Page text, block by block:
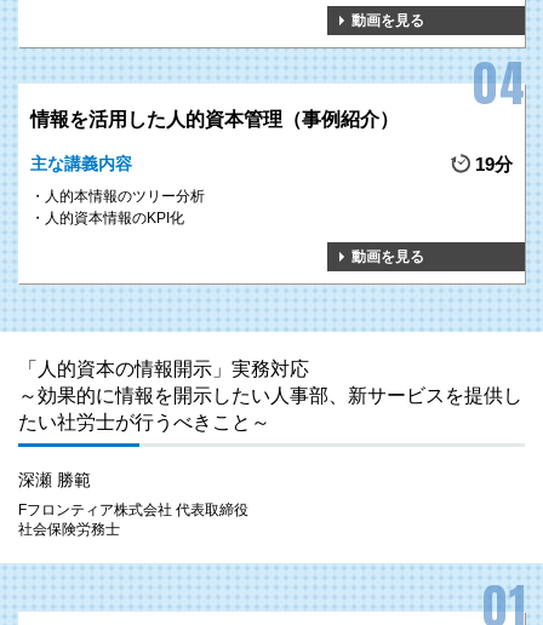
動画を見る
情報を活用した人的資本管理（事例紹介）
主な講義内容 19分
人的本情報のツリー分析
人的資本情報のKPI化
動画を見る
「人的資本の情報開示」実務対応
～効果的に情報を開示したい人事部、新サービスを提供し
たい社労士が行うべきこと～
深瀬 勝範
Fフロンティア株式会社 代表取締役
社会保険労務士